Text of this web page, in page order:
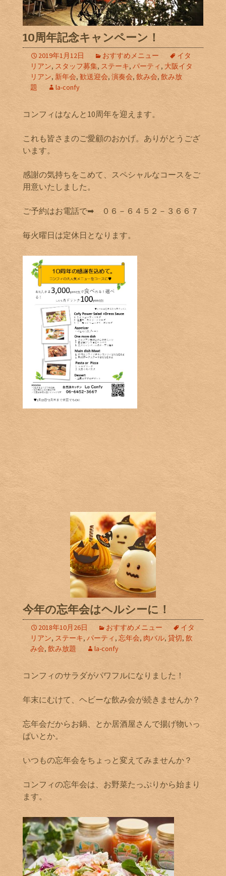
10周年記念キャンペーン！
2019年1月12日 おすすめメニュー
イタ
リアン, スタッフ募集, ステーキ, パーティ , 大阪イタ
リアン, 新年会, 歓送迎会, 演奏会, 飲み会, 飲み放
題
la-confy
コンフィはなんと10周年を迎えます。
これも皆さまのご愛顧のおかげ。ありがとうござ
います。
感謝の気持ちをこめて、スペシャルなコースをご
用意いたしました。
ご予約はお電話で➡ ０６－６４５２－３６６７
毎火曜日は定休日となります。
今年の忘年会はヘルシーに！
2018年10月26日 おすすめメニュー
イタ
リアン, ステーキ, パーティ , 忘年会, 肉バル, 貸切, 飲
み会, 飲み放題 la-confy
コンフィのサラダがパワフルになりました！
年末にむけて、ヘビーな飲み会が続きませんか？
忘年会だからお鍋、とか居酒屋さんで揚げ物いっ
ぱいとか。
いつもの忘年会をちょっと変えてみませんか？
コンフィの忘年会は、お野菜たっぷりから始まり
ます。